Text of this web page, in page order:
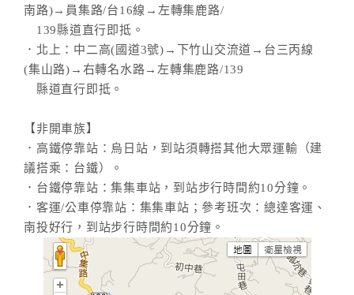
南路)→員集路/台16線→左轉集鹿路/
139縣道直行即抵。
．北上：中二高(國道3號)→下竹山交流道→台三丙線
(集山路)→右轉名水路→左轉集鹿路/139
縣道直行即抵。
【非開車族】
．高鐵停靠站：烏日站，到站須轉搭其他大眾運輸（建
議搭乘：台鐵）。
．台鐵停靠站：集集車站，到站步行時間約10分鐘。
．客運/公車停靠站：集集車站；參考班次：總達客運、
南投好行，到站步行時間約10分鐘。